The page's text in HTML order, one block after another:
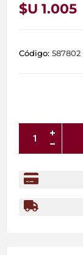
$U 1.005
Código: 587802